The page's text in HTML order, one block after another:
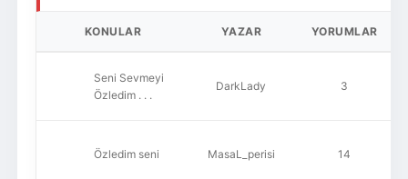
KONULAR YAZAR YORUMLAR
Seni Sevmeyi
Özledim . . .
DarkLady 3
Özledim seni MasaL_perisi 14